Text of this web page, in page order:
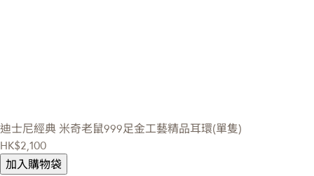
迪士尼經典 米奇老鼠999足金工藝精品耳環(單隻)
HK$2,100
加入購物袋